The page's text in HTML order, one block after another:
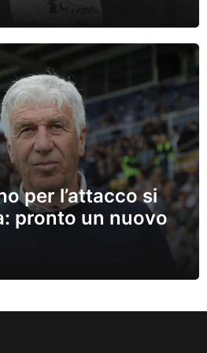
per l’attacco si
pronto un nuovo